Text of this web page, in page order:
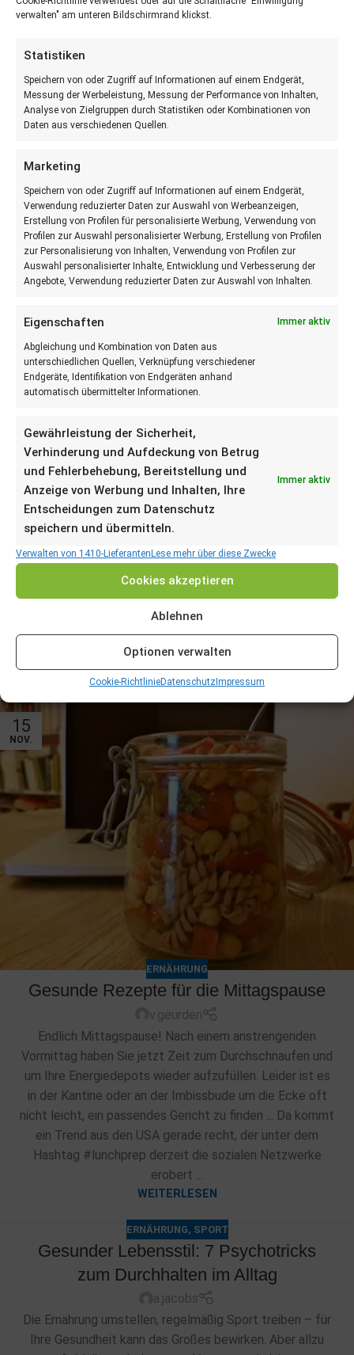
verwalten" am unteren Bildschirmrand klickst.
Statistiken
Speichern von oder Zugriff auf Informationen auf einem Endgerät,
Messung der Werbeleistung, Messung der Performance von Inhalten,
Analyse von Zielgruppen durch Statistiken oder Kombinationen von
Daten aus verschiedenen Quellen.
Marketing
Speichern von oder Zugriff auf Informationen auf einem Endgerät,
Verwendung reduzierter Daten zur Auswahl von Werbeanzeigen,
Erstellung von Profilen für personalisierte Werbung, Verwendung von
Profilen zur Auswahl personalisierter Werbung, Erstellung von Profilen
zur Personalisierung von Inhalten, Verwendung von Profilen zur
Auswahl personalisierter Inhalte, Entwicklung und Verbesserung der
Angebote, Verwendung reduzierter Daten zur Auswahl von Inhalten.
Eigenschaften Immer aktiv
Abgleichung und Kombination von Daten aus
unterschiedlichen Quellen, Verknüpfung verschiedener
Endgeräte, Identifikation von Endgeräten anhand
automatisch übermittelter Informationen.
Gewährleistung der Sicherheit,
Verhinderung und Aufdeckung von Betrug
und Fehlerbehebung, Bereitstellung und
Anzeige von Werbung und Inhalten, Ihre
Entscheidungen zum Datenschutz
speichern und übermitteln.
Immer aktiv
Verwalten von 1410-LieferantenLese mehr über diese Zwecke
Cookies akzeptieren
Ablehnen
Optionen verwalten
Cookie-RichtlinieDatenschutzImpressum
unserer typischen Altererkrankungen gilt.
10
OKT.
Neue Forschung – mit Ballaststoffen
gegen Gelenkbeschwerden
v.geurden
Können Ballaststoffe die Knochengesundheit günstig
Zusammenhang intensiv erforscht. Schon lange wissen
wir zwar, das Ballaststoffe gesund sind. Sie sorgen
dafür, dass wir lange satt sind, vermeiden
Heißhungerattacken und senken damit das Risiko für
Übergewicht. Außerdem wirken sie sich günstig auf
Bluthochdruck, koronare Herzerkrankungen,
Dickdarm aus. Ihr Einfluss auf die Knochengesundheit
aber ist ein neu entdeckter Wirkungsbereich, und wir
berichten. So können Sie die neuen Erkenntnisse gleich
für Ihren Speiseplan nutzen ...
15
NOV.
ERNÄHRUNG
Gesunde Rezepte für die Mittagspause
v.geurden
Endlich Mittagspause! Nach einem anstrengenden
Vormittag haben Sie jetzt Zeit zum Durchschnaufen und
um Ihre Energiedepots wieder aufzufüllen. Leider ist es
in der Kantine oder an der Imbissbude um die Ecke oft
nicht leicht, ein passendes Gericht zu finden ... Da kommt
ein Trend aus den USA gerade recht, der unter dem
Hashtag #lunchprep derzeit die sozialen Netzwerke
erobert ...
WEITERLESEN
ERNÄHRUNG, SPORT
Gesunder Lebensstil: 7 Psychotricks
zum Durchhalten im Alltag
a.jacobs
Die Ernährung umstellen, regelmäßig Sport treiben – für
Ihre Gesundheit kann das Großes bewirken. Aber allzu